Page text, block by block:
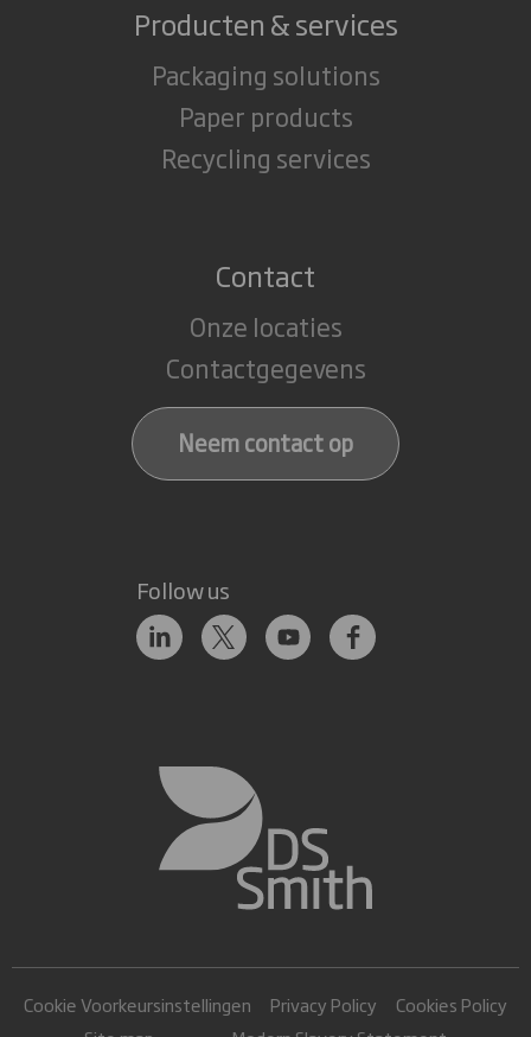
Producten & services
Packaging solutions
Paper products
Recycling services
Contact
Onze locaties
Contactgegevens
Neem contact op
Follow us
Cookie Voorkeursinstellingen Privacy Policy
Cookies Policy